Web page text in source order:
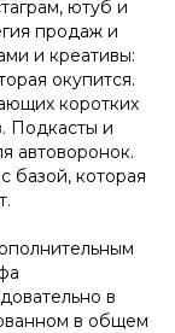
ютуб и
продаж и
и креативы:
окупится.
коротких
Подкасты и
автоворонок.
базой, которая
в
в общем